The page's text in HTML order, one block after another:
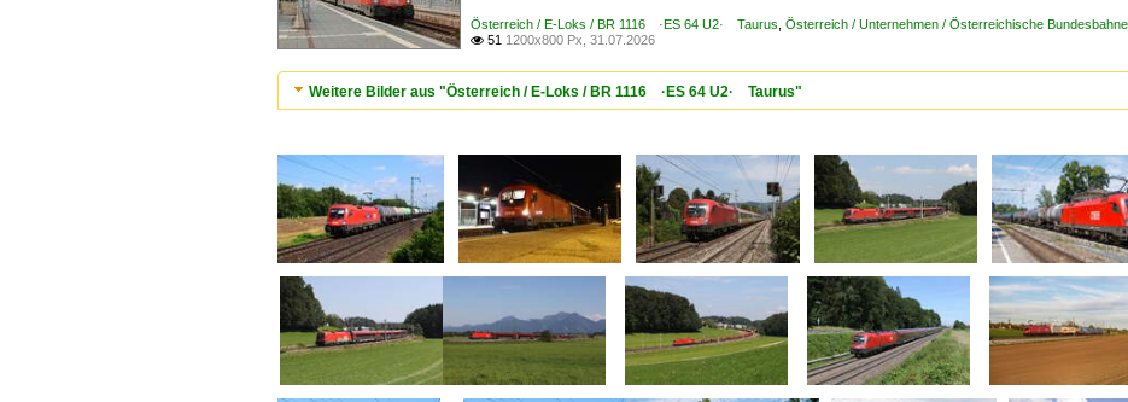
Österreich / E-Loks / BR 1116 ·ES 64 U2· Taurus Österreich / Unternehmen / Österreichische
 51 1200x800 Px, 31.07.2026
Weitere Bilder aus "Österreich / E-Loks / BR 1116 ·ES 64 U2· Taurus"